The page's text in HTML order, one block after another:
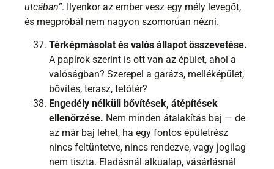
utcában”. Ilyenkor az ember vesz egy mély levegőt,
és megpróbál nem nagyon szomorúan nézni.
Térképmásolat és valós állapot összevetése.
A papírok szerint is ott van az épület, ahol a
valóságban? Szerepel a garázs, melléképület,
bővítés, terasz, tetőtér?
Engedély nélküli bővítések, átépítések
ellenőrzése. Nem minden átalakítás baj — de
az már baj lehet, ha egy fontos épületrész
nincs feltüntetve, nincs rendezve, vagy jogilag
nem tiszta. Eladásnál alkualap, vásárlásnál